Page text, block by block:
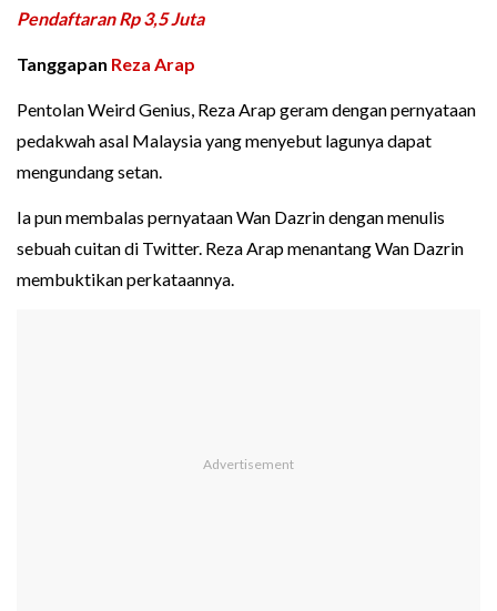
Pendaftaran Rp 3,5 Juta
Tanggapan Reza Arap
Pentolan Weird Genius, Reza Arap geram dengan pernyataan
pedakwah asal Malaysia yang menyebut lagunya dapat
mengundang setan.
Ia pun membalas pernyataan Wan Dazrin dengan menulis
sebuah cuitan di Twitter. Reza Arap menantang Wan Dazrin
membuktikan perkataannya.